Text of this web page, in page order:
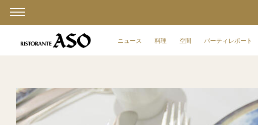
ニュース 料理 空間 パーティレポート